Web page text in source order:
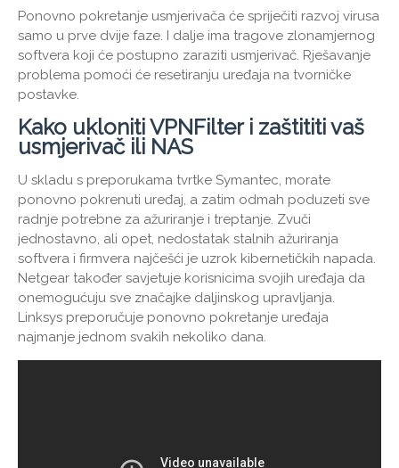
Ponovno pokretanje usmjerivača će spriječiti razvoj virusa
samo u prve dvije faze. I dalje ima tragove zlonamjernog
softvera koji će postupno zaraziti usmjerivač. Rješavanje
problema pomoći će resetiranju uređaja na tvorničke
postavke.
Kako ukloniti VPNFilter i zaštititi vaš
usmjerivač ili NAS
U skladu s preporukama tvrtke Symantec, morate
ponovno pokrenuti uređaj, a zatim odmah poduzeti sve
radnje potrebne za ažuriranje i treptanje. Zvuči
jednostavno, ali opet, nedostatak stalnih ažuriranja
softvera i firmvera najčešći je uzrok kibernetičkih napada.
Netgear također savjetuje korisnicima svojih uređaja da
onemogućuju sve značajke daljinskog upravljanja.
Linksys preporučuje ponovno pokretanje uređaja
najmanje jednom svakih nekoliko dana.